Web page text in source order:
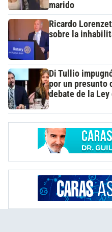
marido
Ricardo
sobre la
Di Tullio
por un presunto
debate de la Ley